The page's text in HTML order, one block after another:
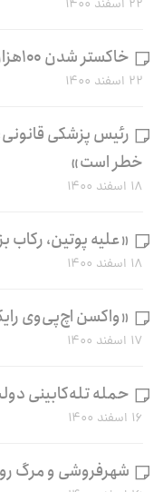
۲۲ اسفند ۱۴۰۰
خاکستر شدن ۱۰۰هزار هکتار جنگل و مرتع طی ۵ سال
۲۲ اسفند ۱۴۰۰
رئیس پزشکی
خطر است»
۱۸ اسفند ۱۴۰۰
«علیه پوتین، رکاب
۱۸ اسفند ۱۴۰۰
«واکسن اچ‌پی‌وی
۱۷ اسفند ۱۴۰۰
حمله تله‌کابینی
۱۶ اسفند ۱۴۰۰
شهرفروشی و مرگ